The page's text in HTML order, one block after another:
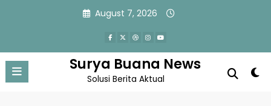
August 7, 2026
Surya Buana News
Solusi Berita Aktual